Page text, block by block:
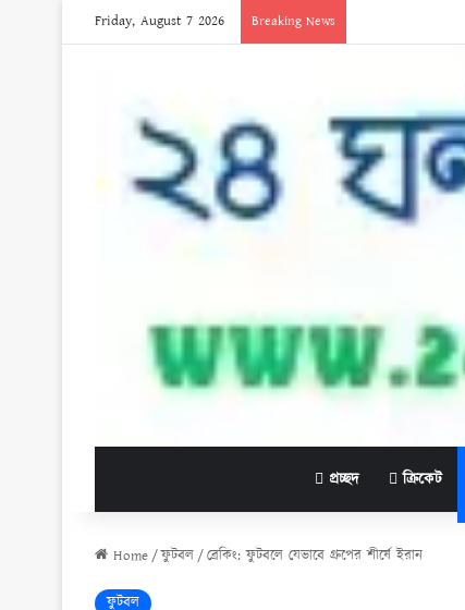
Friday, August 7 2026 Breaking News
প্রচ্ছদ ক্রিকেট
Home/ফুটবল/ব্রেকিং: ফুটবলে যেভাবে গ্রুপের শীর্ষে ইরান
ফুটবল